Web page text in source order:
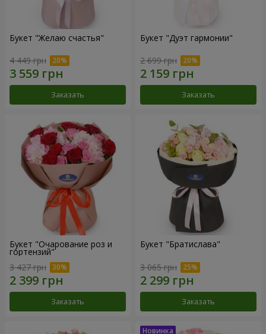
Букет "Желаю счастья"
4 449 грн
Заказать
Букет "Дуэт гармонии"
2 699 грн
Заказать
Букет "Очарование роз и
гортензий"
3 427 грн
Заказать
Букет "Братислава"
3 065 грн
Заказать